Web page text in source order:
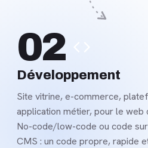
Site vitrine, e-commerce,
application métier, pour le web
No-code/low-code ou code
CMS : un code propre, rapide
Développement
02